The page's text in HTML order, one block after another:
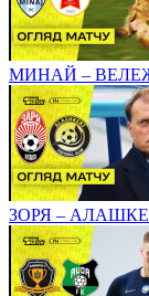
МИНАЙ – ВЕЛЕЖ.
ЗОРЯ –